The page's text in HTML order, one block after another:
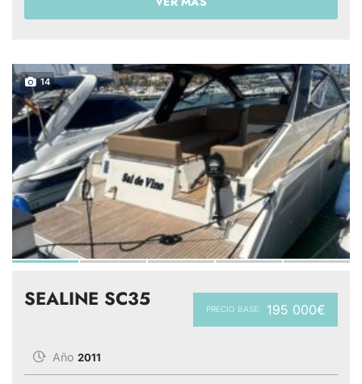
14
PRECIO BASE: 195 000€
SEALINE SC35
Año 2011